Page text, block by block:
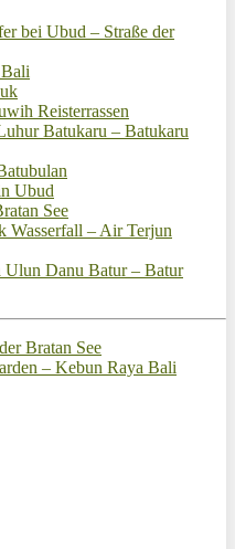
bei Ubud – Straße der
Reisterrassen
Batukaru – Batukaru
Ubud
See
Wasserfall – Air Terjun
Ulun Danu Batur – Batur
Bratan See
– Kebun Raya Bali